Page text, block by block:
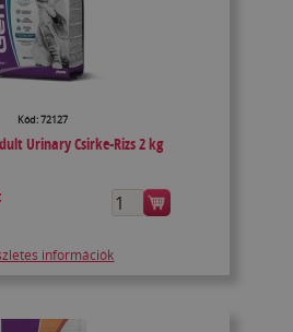
Kód: 72127
Urinary Csirke-Rizs 2 kg
információk